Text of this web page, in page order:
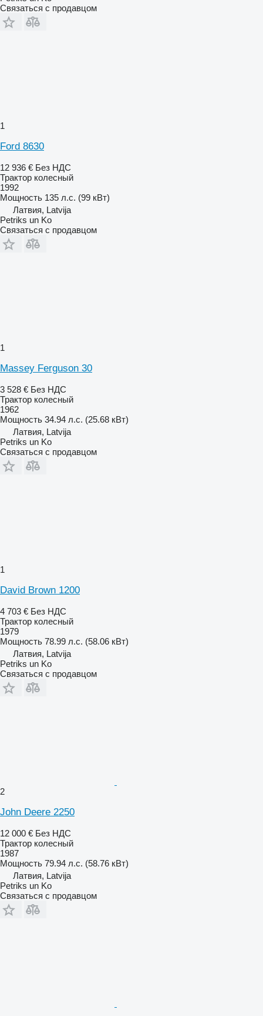
Связаться с продавцом
1
Ford 8630
12 936 € Без НДС
Трактор колесный
1992
Мощность 135 л.с. (99 кВт)
Латвия, Latvija
Petriks un Ko
Связаться с продавцом
1
Massey Ferguson 30
3 528 € Без НДС
Трактор колесный
1962
Мощность 34.94 л.с. (25.68 кВт)
Латвия, Latvija
Petriks un Ko
Связаться с продавцом
1
David Brown 1200
4 703 € Без НДС
Трактор колесный
1979
Мощность 78.99 л.с. (58.06 кВт)
Латвия, Latvija
Petriks un Ko
Связаться с продавцом
2
John Deere 2250
12 000 € Без НДС
Трактор колесный
1987
Мощность 79.94 л.с. (58.76 кВт)
Латвия, Latvija
Petriks un Ko
Связаться с продавцом